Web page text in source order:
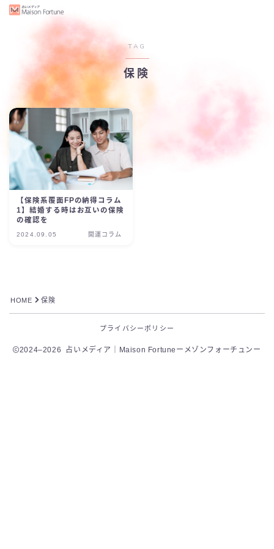
TAG
保険
【保険系覆面FPの納得コラム
1】結婚する時はお互いの保険
の確認を
2024.09.05 開運コラム
HOME 保険
プライバシーポリシー
2024–2026 占いメディア｜Maison Fortuneーメゾンフォーチュンー